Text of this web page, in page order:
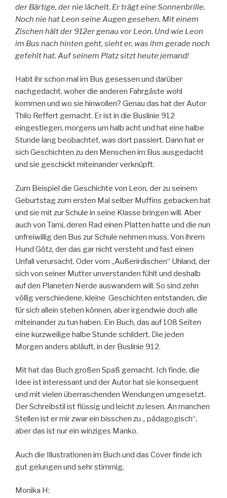
der Bärtige, der nie lächelt. Er trägt eine Sonnenbrille.
Noch nie hat Leon seine Augen gesehen. Mit einem
Zischen hält der 912er genau vor Leon. Und wie Leon
im Bus nach hinten geht, sieht er, was ihm gerade noch
gefehlt hat. Auf seinem Platz sitzt heute jemand!
Habt ihr schon mal im Bus gesessen und darüber
nachgedacht, woher die anderen Fahrgäste wohl
kommen und wo sie hinwollen? Genau das hat der Autor
Thilo Reffert gemacht. Er ist in die Buslinie 912
eingestiegen, morgens um halb acht und hat eine halbe
Stunde lang beobachtet, was dort passiert. Dann hat er
sich Geschichten zu den Menschen im Bus ausgedacht
und sie geschickt miteinander verknüpft.
Zum Beispiel die Geschichte von Leon, der zu seinem
Geburtstag zum ersten Mal selber Muffins gebacken hat
und sie mit zur Schule in seine Klasse bringen will. Aber
auch von Tami, deren Rad einen Platten hatte und die nun
unfreiwillig den Bus zur Schule nehmen muss. Von ihrem
Hund Götz, der das gar nicht versteht und fast einen
Unfall verursacht. Oder vom „Außerirdischen“ Uhland, der
sich von seiner Mutter unverstanden fühlt und deshalb
auf den Planeten Nerde auswandern will. So sind zehn
völlig verschiedene, kleine Geschichten entstanden, die
für sich allein stehen können, aber irgendwie doch alle
miteinander zu tun haben. Ein Buch, das auf 108 Seiten
eine kurzweilige halbe Stunde schildert. Die jeden
Morgen anders abläuft, in der Buslinie 912.
Mit hat das Buch großen Spaß gemacht. Ich finde, die
Idee ist interessant und der Autor hat sie konsequent
und mit vielen überraschenden Wendungen umgesetzt.
Der Schreibstil ist flüssig und leicht zu lesen. An manchen
Stellen ist er mir zwar ein bisschen zu „ pädagogisch“,
aber das ist nur ein winziges Manko.
Auch die Illustrationen im Buch und das Cover finde ich
gut gelungen und sehr stimmig.
Monika H: